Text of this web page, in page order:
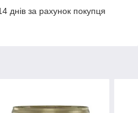
днів за рахунок покупця